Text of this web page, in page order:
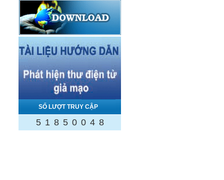
SỐ LƯỢT TRUY CẬP
5 1 8 5 0 0 4 8